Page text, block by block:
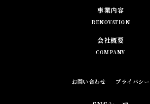
事業内容
RENOVATION
会社概要
COMPANY
お問い合わせ プライバシー